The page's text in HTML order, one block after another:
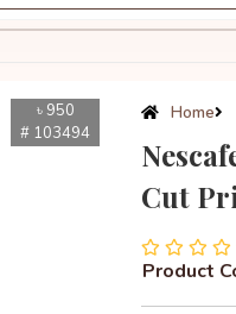
৳ 950
# 103494
Home
Cut
Product